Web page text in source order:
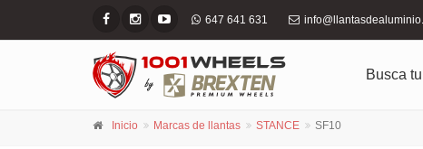
647 641 631
Busca
Inicio Marcas de llantas STANCE SF10